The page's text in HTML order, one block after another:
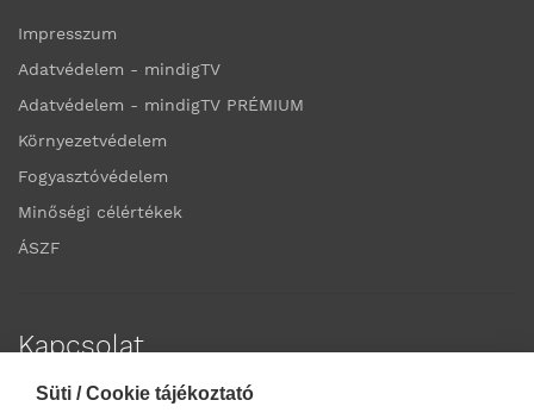
Impresszum
Adatvédelem - mindigTV
Adatvédelem - mindigTV PRÉMIUM
Környezetvédelem
Fogyasztóvédelem
Minőségi célértékek
ÁSZF
Kapcsolat
Elérhetőségek
Süti / Cookie tájékoztató